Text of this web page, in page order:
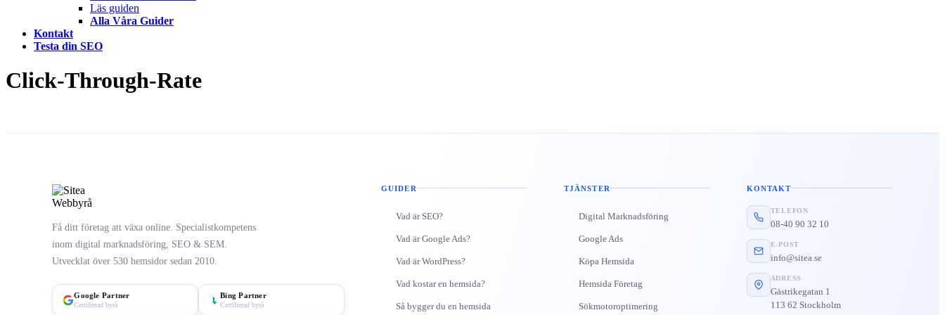
Läs guiden
Alla Våra Guider
Kontakt
Testa din SEO
Click-Through-Rate
Få ditt företag att växa online. Specialistkompetens
inom digital marknadsföring, SEO & SEM.
Utvecklat över 530 hemsidor sedan 2010.
Google Partner
Certifierad byrå
Bing Partner
Certifierad byrå
GUIDER
Vad är SEO?
Vad är Google Ads?
Vad är WordPress?
Vad kostar en hemsida?
Så bygger du en hemsida
TJÄNSTER
Digital Marknadsföring
Google Ads
Köpa Hemsida
Hemsida Företag
Sökmotoroptimering
KONTAKT
TELEFON
08-40 90 32 10
E-POST
info@sitea.se
ADRESS
Gästrikegatan 1
113 62 Stockholm